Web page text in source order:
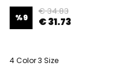
%9
€ 34.83
€ 31.73
4 Color 3 Size